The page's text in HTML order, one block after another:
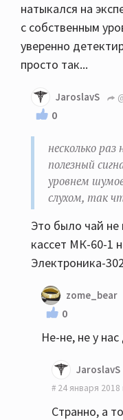
натыкался на
с собственным
уверенно
просто так...
JaroslavS
0
несколько
полезный
уровнем
слухом, так
Это было чай не
кассет МК-60-1
Электроника-
zome_bear
0
Не-не, не у
JaroslavS
24 января 2018
Странно, а